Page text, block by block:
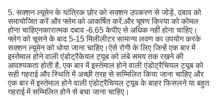
5. सक्शन ल्यूमेन के यांत्रिक छोर को सक्शन उपकरण से जोड़ें, दबाव को
समायोजित करें और फ्लेम को आकर्षित करें.और चूषण क्रिया को कोमल
होना चाहिएनकारात्मक दबाव -6.65 केपीए से अधिक नहीं होना चाहिए।
फ्लेग को चूसने के बाद 5-15 मिलीलीटर सामान्य लवण का उपयोग करके
सक्शन ल्यूमेन को धोया जाना चाहिए।ऐसे रोगी के लिए जिन्हें एक बार में
इस्तेमाल होने वाली एंडोट्रैकेयल ट्यूब को लंबे समय तक रखने की
आवश्यकता होती है, एक बार में इस्तेमाल होने वाली एंडोट्रैचियल ट्यूब को
सही गहराई और स्थिति में अच्छी तरह से सम्मिलित किया जाना चाहिए और
एक बार में इस्तेमाल होने वाली एंडोट्रैचियल ट्यूब के बाहर फिसलने या बहुत
गहराई में सम्मिलित होने से बचा जाना चाहिए।